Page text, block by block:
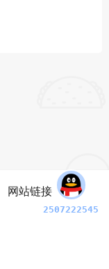
网站链接
2507222545